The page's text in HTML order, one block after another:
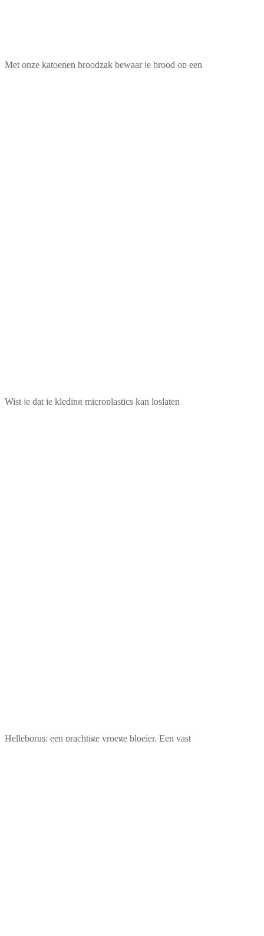
Met onze katoenen broodzak bewaar je brood op een
Wist je dat je kleding microplastics kan loslaten
Helleborus: een prachtige vroege bloeier. Een vast